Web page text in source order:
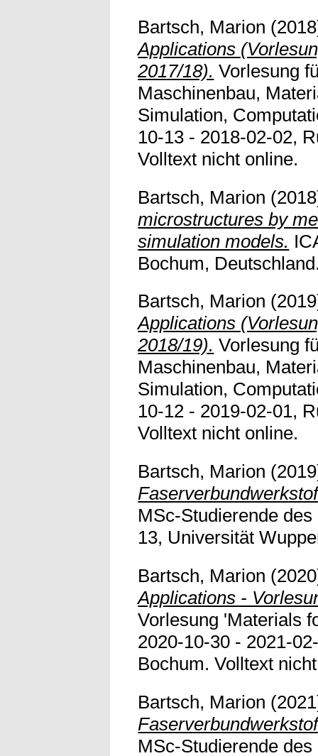
Bartsch, Marion
Applications
2017/18). Vorlesung
Maschinenbau,
Simulation,
10-13 - 2018-02-02,
Volltext nicht online.
Bartsch, Marion
microstructures by
simulation models.
Bochum,
Bartsch, Marion
Applications
2018/19). Vorlesung
Maschinenbau,
Simulation,
10-12 - 2019-02-01,
Volltext nicht online.
Bartsch, Marion
MSc-Studierende
13, Universität
Bartsch, Marion
Applications -
Vorlesung 'Materials
2020-10-30 - 2021-
Bochum. Volltext
Bartsch, Marion
MSc-Studierende